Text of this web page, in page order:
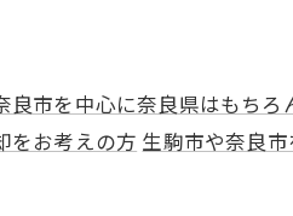
良市を中心に奈良県はもちろ
をお考えの方 生駒市や奈良